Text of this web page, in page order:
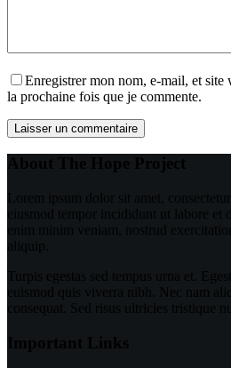
Enregistrer mon nom, e-mail, et site
la prochaine fois que je commente.
Laisser un commentaire
About The Hope Project
Lorem ipsum dolor sit amet,
eiusmod tempor incididunt ut labore et
enim minim veniam, nostrud
aliquip.
Turpis egestas sed tempus urna et.
euismod quis viverra nibh. Nec nam
consequat. Sed risus ultricies tristique
Important Links